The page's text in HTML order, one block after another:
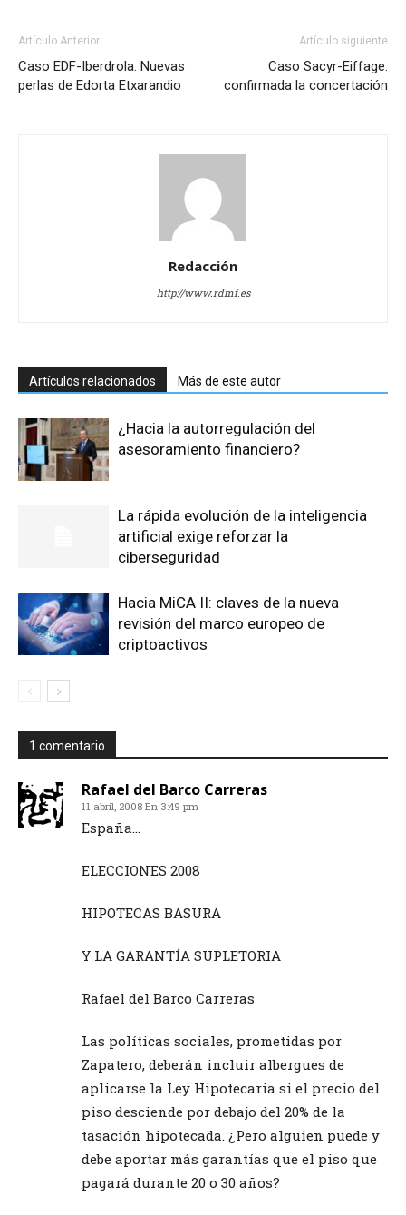
Artículo Anterior
Caso EDF-Iberdrola: Nuevas
perlas de Edorta Etxarandio
Artículo siguiente
Caso Sacyr-Eiffage:
confirmada la concertación
Redacción
http://www.rdmf.es
Artículos relacionados Más de este autor
¿Hacia la autorregulación del
asesoramiento financiero?
La rápida evolución de la inteligencia
artificial exige reforzar la
ciberseguridad
Hacia MiCA II: claves de la nueva
revisión del marco europeo de
criptoactivos
1 comentario
Rafael del Barco Carreras
11 abril, 2008 En 3:49 pm
España…
ELECCIONES 2008
HIPOTECAS BASURA
Y LA GARANTÍA SUPLETORIA
Rafael del Barco Carreras
Las políticas sociales, prometidas por
Zapatero, deberán incluir albergues de
aplicarse la Ley Hipotecaria si el precio del
piso desciende por debajo del 20% de la
tasación hipotecada. ¿Pero alguien puede y
debe aportar más garantías que el piso que
pagará durante 20 o 30 años?